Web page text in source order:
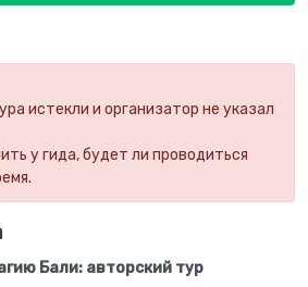
истекли и организатор не указал
у гида, будет ли проводиться
Бали: авторский тур